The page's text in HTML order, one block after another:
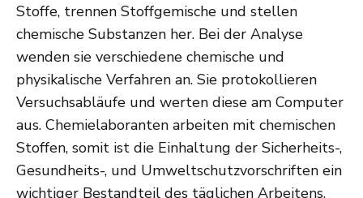
Stoffe, trennen Stoffgemische und stellen
chemische Substanzen her. Bei der Analyse
wenden sie verschiedene chemische und
physikalische Verfahren an. Sie protokollieren
Versuchsabläufe und werten diese am Computer
aus. Chemielaboranten arbeiten mit chemischen
Stoffen, somit ist die Einhaltung der Sicherheits-,
Gesundheits-, und Umweltschutzvorschriften ein
wichtiger Bestandteil des täglichen Arbeitens.